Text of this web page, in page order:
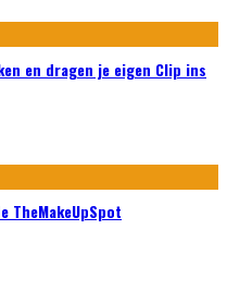
en dragen je eigen Clip ins
TheMakeUpSpot